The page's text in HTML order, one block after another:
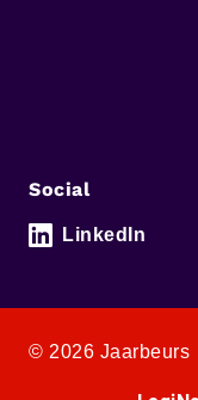
Social
LinkedIn
© 2026 Jaarbeurs